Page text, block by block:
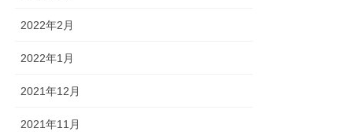
2022年2月
2022年1月
2021年12月
2021年11月